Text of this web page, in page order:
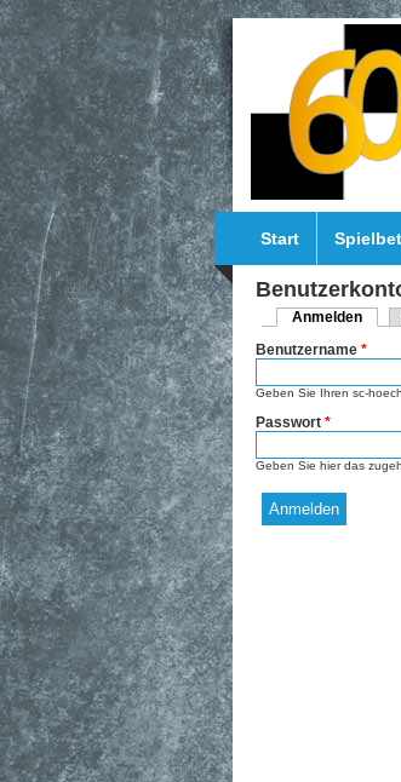
Direkt zum Inhalt
Start
Haupt-Reiter
Anmelden
Benutzername *
Geben Sie Ihren sc-
Passwort *
Geben Sie hier das